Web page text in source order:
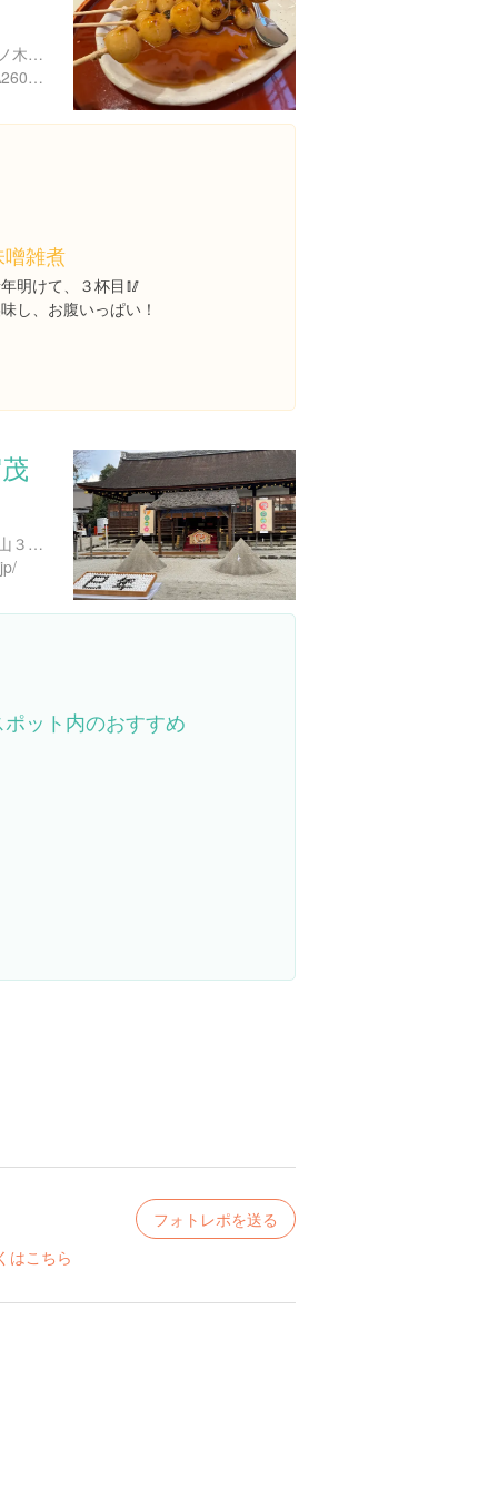
京都府京都市左京区下鴨松ノ木町５３
https://tabelog.com/kyoto/A2601/A260503/26001758/
噌雑煮
明けて、３杯目🥢
し、お腹いっぱい！
京都府京都市北区上賀茂本山３３９
ポット内のおすすめ
フォトレポを送る
はこちら